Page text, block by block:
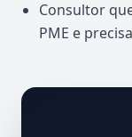
Consultor
PME e